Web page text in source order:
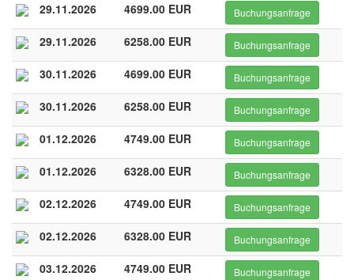
29.11.2026 4699.00 EUR Buchungsanfrage
29.11.2026 6258.00 EUR Buchungsanfrage
30.11.2026 4699.00 EUR Buchungsanfrage
30.11.2026 6258.00 EUR Buchungsanfrage
01.12.2026 4749.00 EUR Buchungsanfrage
01.12.2026 6328.00 EUR Buchungsanfrage
02.12.2026 4749.00 EUR Buchungsanfrage
02.12.2026 6328.00 EUR Buchungsanfrage
03.12.2026 4749.00 EUR Buchungsanfrage